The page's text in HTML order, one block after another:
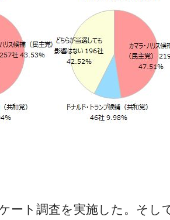
ト調査を実施した。そし